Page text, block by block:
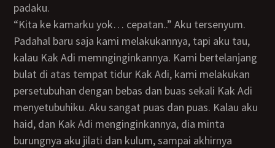
padaku.
“Kita ke kamarku yok… cepatan..” Aku tersenyum.
Padahal baru saja kami melakukannya, tapi aku tau,
kalau Kak Adi memnginginkannya. Kami bertelanjang
bulat di atas tempat tidur Kak Adi, kami melakukan
persetubuhan dengan bebas dan buas sekali Kak Adi
menyetubuhiku. Aku sangat puas dan puas. Kalau aku
haid, dan Kak Adi menginginkannya, dia minta
burungnya aku jilati dan kulum, sampai akhirnya